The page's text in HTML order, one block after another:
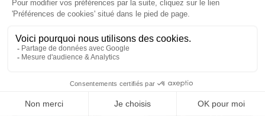
Vous pourriez aussi aimer